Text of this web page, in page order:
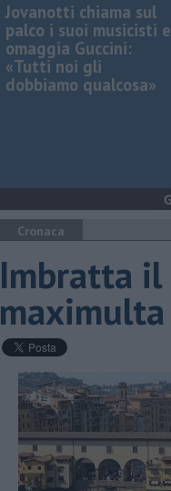
Jovanotti chiama sul
palco i suoi musicisti e
omaggia Guccini:
«Tutti noi gli
dobbiamo qualcosa»
Cronaca
Imbratta il
maximulta